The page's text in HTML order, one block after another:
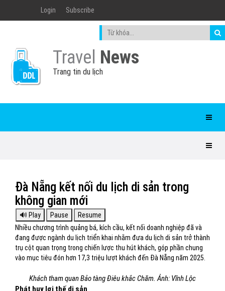
Login Subscribe
Travel News
Trang tin du lịch
Đà Nẵng kết nối du lịch di sản trong
không gian mới
Nhiều chương trình quảng bá, kích cầu, kết nối doanh nghiệp đã và
đang được ngành du lịch triển khai nhằm đưa du lịch di sản trở thành
trụ cột quan trọng trong chiến lược thu hút khách, góp phần chung
vào mục tiêu đón hơn 17,3 triệu lượt khách đến Đà Nẵng năm 2025.
Khách tham quan Bảo tàng Điêu khắc Chăm. Ảnh: Vĩnh Lộc
Phát huy lợi thế di sản